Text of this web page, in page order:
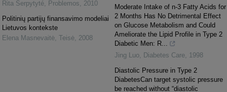
Rita Šerpytyté, Problemos, 2010
Politinių partijų finansavimo modeliai
Lietuvos kontekste
Elena Masnevaitė, Teisė, 2008
Moderate Intake of n-3 Fatty Acids for
2 Months Has No Detrimental Effect
on Glucose Metabolism and Could
Ameliorate the Lipid Profile in Type 2
Diabetic Men: R...
Jing Luo, Diabetes Care, 1998
Diastolic Pressure in Type 2
DiabetesCan target systolic pressure
be reached without “diastolic